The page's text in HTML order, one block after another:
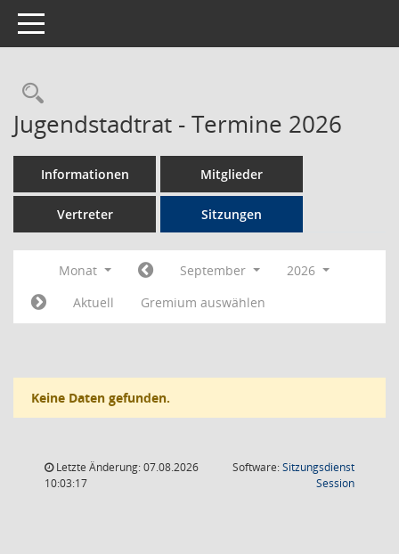
Toggle navigation
Rechercheauswahl
Jugendstadtrat - Termine 2026
Informationen Mitglieder
Vertreter Sitzungen
Monat September
2026
Aktuell
Gremium auswählen
Keine Daten gefunden.
Letzte Änderung: 07.08.2026
10:03:17
Software:Sitzungsdienst
Session(Wird in